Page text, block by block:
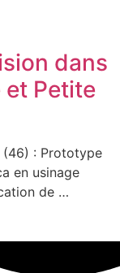
dans
Petite
(46) : Prototype
en usinage
de …